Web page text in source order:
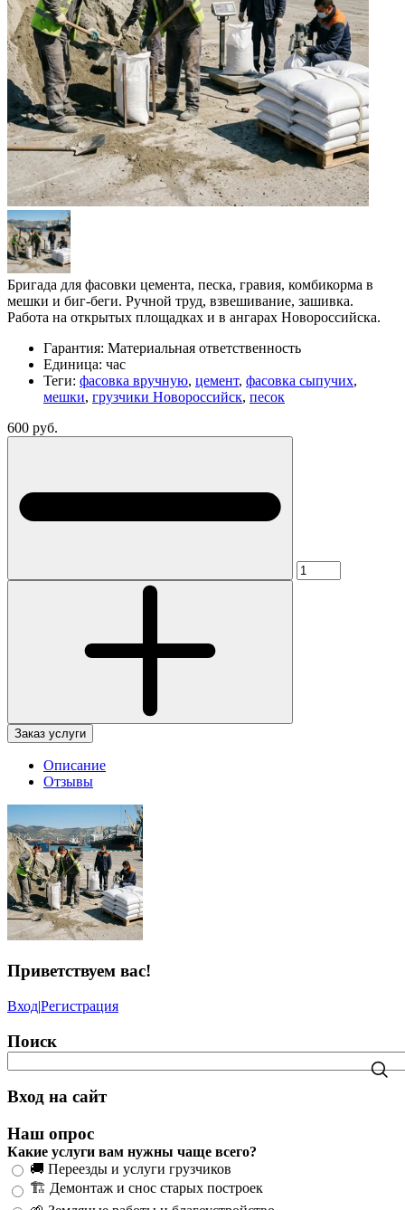
Бригада для фасовки цемента, песка, гравия, комбикорма в
мешки и биг-беги. Ручной труд, взвешивание, зашивка.
Работа на открытых площадках и в ангарах Новороссийска.
Гарантия: Материальная ответственность
Единица: час
Теги: фасовка вручную, цемент, фасовка сыпучих,
мешки, грузчики Новороссийск, песок
600 руб.
Заказ услуги
Описание
Отзывы
Приветствуем вас!
Вход|Регистрация
Поиск
Вход на сайт
Наш опрос
Какие услуги вам нужны чаще всего?
🚚 Переезды и услуги грузчиков
🏗️ Демонтаж и снос старых построек